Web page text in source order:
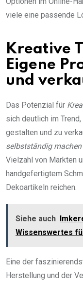
viele eine passende
Kreative
Eigene
und
Das Potenzial für
sich deutlich im
gestalten und zu
selbstständig
Vielzahl von Märkten
handgefertigtem
Dekoartikeln reichen.
Siehe auch
Wissenswertes
Eine der
Herstellung und der